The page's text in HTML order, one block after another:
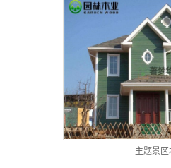
主题景区